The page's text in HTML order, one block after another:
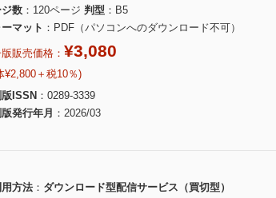
数
120ページ 判型
B5
マット
PDF（パソコンへのダウンロード不可）
販売価格： ¥3,080
¥2,800＋税10％)
ISSN
0289-3339
発行年月
2026/03
方法
ダウンロード型配信サービス（買切型）